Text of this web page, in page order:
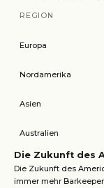
REGION
Europa
Nordamerika
Asien
Australien
Die Zukunft des
Die Zukunft des
immer mehr